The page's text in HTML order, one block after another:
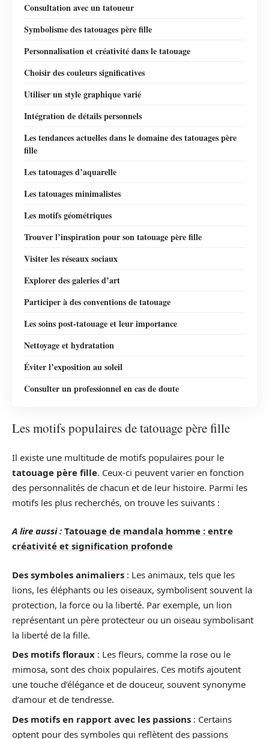
Consultation avec un tatoueur
Symbolisme des tatouages père fille
Personnalisation et créativité dans le tatouage
Choisir des couleurs significatives
Utiliser un style graphique varié
Intégration de détails personnels
Les tendances actuelles dans le domaine des tatouages père
fille
Les tatouages d’aquarelle
Les tatouages minimalistes
Les motifs géométriques
Trouver l’inspiration pour son tatouage père fille
Visiter les réseaux sociaux
Explorer des galeries d’art
Participer à des conventions de tatouage
Les soins post-tatouage et leur importance
Nettoyage et hydratation
Éviter l’exposition au soleil
Consulter un professionnel en cas de doute
Les motifs populaires de tatouage père fille
Il existe une multitude de motifs populaires pour le
tatouage père fille. Ceux-ci peuvent varier en fonction
des personnalités de chacun et de leur histoire. Parmi les
motifs les plus recherchés, on trouve les suivants :
A lire aussi : Tatouage de mandala homme : entre
créativité et signification profonde
Des symboles animaliers : Les animaux, tels que les
lions, les éléphants ou les oiseaux, symbolisent souvent la
protection, la force ou la liberté. Par exemple, un lion
représentant un père protecteur ou un oiseau symbolisant
la liberté de la fille.
Des motifs floraux : Les fleurs, comme la rose ou le
mimosa, sont des choix populaires. Ces motifs ajoutent
une touche d’élégance et de douceur, souvent synonyme
d’amour et de tendresse.
Des motifs en rapport avec les passions : Certains
optent pour des symboles qui reflètent des passions